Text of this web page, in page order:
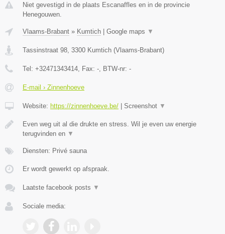
Niet gevestigd in de plaats Escanaffles en in de provincie
Henegouwen.
Vlaams-Brabant » Kumtich | Google maps ▼
Tassinstraat 98 3300 Kumtich (Vlaams-Brabant)
Tel: +32471343414 , Fax: - , BTW-nr: -
E-mail › Zinnenhoeve
Website: https://zinnenhoeve.be/ | Screenshot ▼
Even weg uit al die drukte en stress. Wil je even uw energie
terugvinden en ▼
Diensten: Privé sauna
Er wordt gewerkt op afspraak.
Laatste facebook posts ▼
Sociale media: